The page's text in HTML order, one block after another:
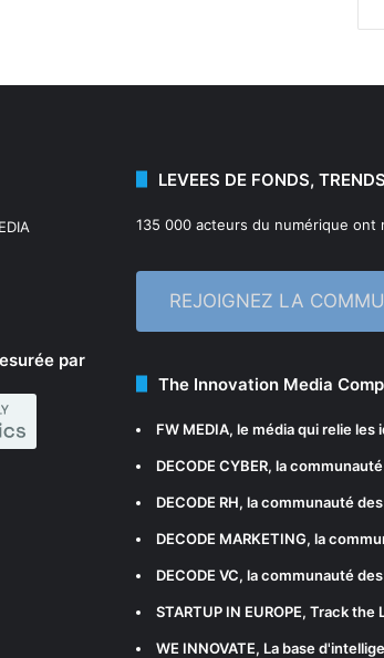
par
LEVEES DE FONDS,
135 000 acteurs du numérique ont
REJOIGNEZ LA
The Innovation Media
FW MEDIA, le média qui relie
DECODE CYBER, la
DECODE RH, la communauté
DECODE MARKETING, la
DECODE VC, la communauté
STARTUP IN EUROPE, Track the
WE INNOVATE, La base